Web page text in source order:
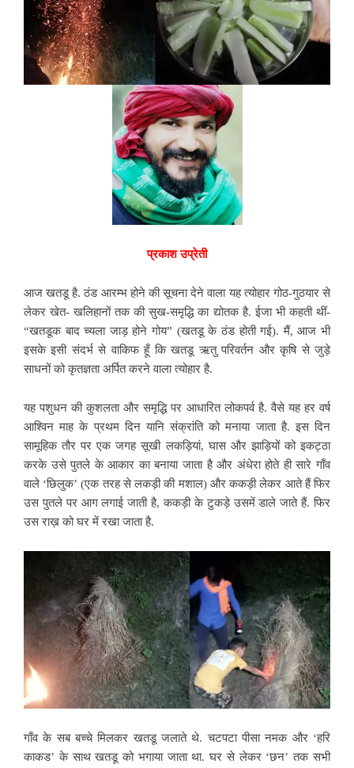
प्रकाश उप्रेती
आज खतडू है. ठंड आरम्भ होने की सूचना देने वाला यह त्योहार गोठ-गुठयार से
लेकर खेत- खलिहानों तक की सुख-समृद्धि का द्योतक है. ईजा भी कहती थीं-
“खतडूक बाद च्यला जाड़ होने गोय” (खतडू के ठंड होती गई). मैं, आज भी
इसके इसी संदर्भ से वाकिफ हूँ कि खतडू ऋतु परिवर्तन और कृषि से जुड़े
साधनों को कृतज्ञता अर्पित करने वाला त्योहार है.
यह पशुधन की कुशलता और समृद्धि पर आधारित लोकपर्व है. वैसे यह हर वर्ष
आश्विन माह के प्रथम दिन यानि संक्रांति को मनाया जाता है. इस दिन
सामूहिक तौर पर एक जगह सूखी लकड़ियां, घास और झाड़ियों को इकट्ठा
करके उसे पुतले के आकार का बनाया जाता है और अंधेरा होते ही सारे गाँव
वाले ‘छिलुक’ (एक तरह से लकड़ी की मशाल) और ककड़ी लेकर आते हैं फिर
उस पुतले पर आग लगाई जाती है, ककड़ी के टुकड़े उसमें डाले जाते हैं. फिर
उस राख़ को घर में रखा जाता है.
गाँव के सब बच्चे मिलकर खतडू जलाते थे. चटपटा पीसा नमक और ‘हरि
काकड’ के साथ खतडू को भगाया जाता था. घर से लेकर ‘छन’ तक सभी